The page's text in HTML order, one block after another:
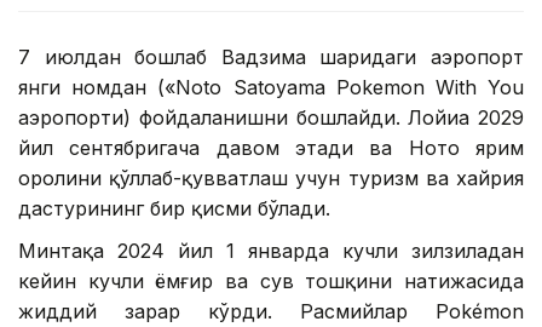
7 июлдан бошлаб Вадзима шаҳридаги аэропорт
янги номдан («Noto Satoyama Pokemon With You
аэропорти) фойдаланишни бошлайди. Лойиҳа 2029
йил сентябригача давом этади ва Ното ярим
оролини қўллаб-қувватлаш учун туризм ва хайрия
дастурининг бир қисми бўлади.
Минтақа 2024 йил 1 январда кучли зилзиладан
кейин кучли ёмғир ва сув тошқини натижасида
жиддий зарар кўрди. Расмийлар Pokémon